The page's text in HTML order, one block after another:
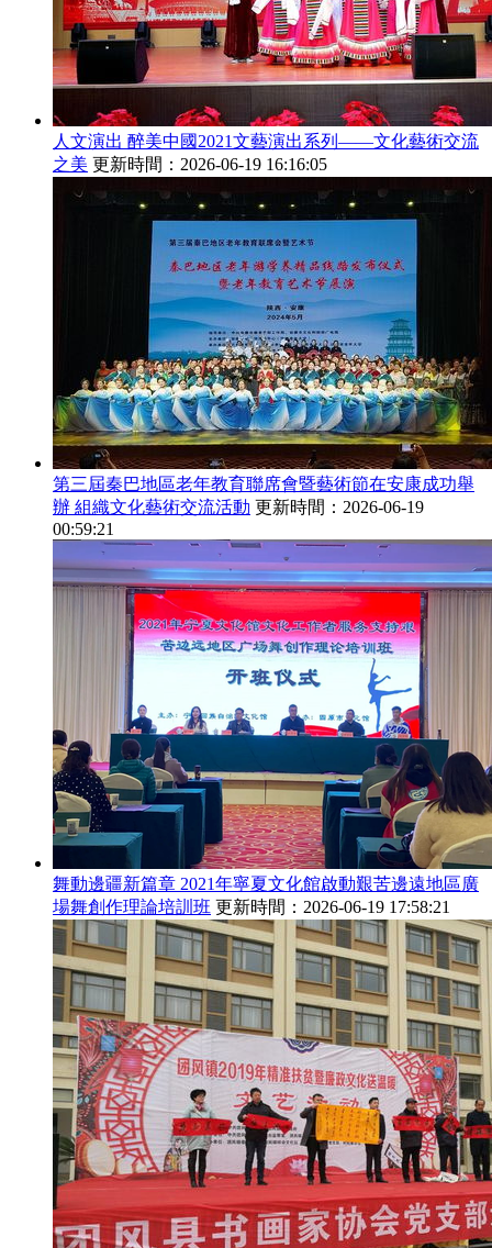
人文演出 醉美中國2021文藝演出系列——文化藝術交流
之美 更新時間：2026-06-19 16:16:05
第三屆秦巴地區老年教育聯席會暨藝術節在安康成功舉
辦 組織文化藝術交流活動 更新時間：2026-06-19
00:59:21
舞動邊疆新篇章 2021年寧夏文化館啟動艱苦邊遠地區廣
場舞創作理論培訓班 更新時間：2026-06-19 17:58:21